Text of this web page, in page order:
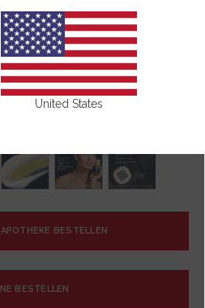
BESTELLEN
BESTELLEN
United States